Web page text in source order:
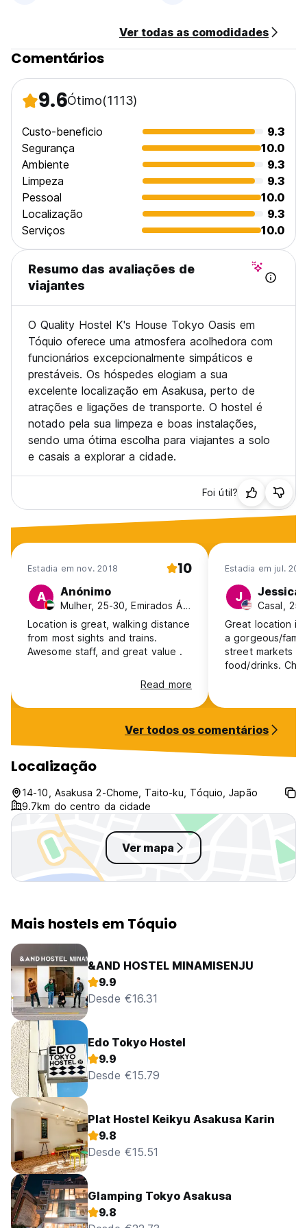
Estamos ansiosos por vos dar as boas-vindas! (Auto-
translated from original language)
Ver todas as comodidades
Comentários
9.6Ótimo(1113)
Custo-beneficio
9.3
Segurança
10.0
Ambiente
9.3
Limpeza
9.3
Pessoal
10.0
Localização
9.3
Serviços
10.0
Resumo das avaliações de
viajantes
O Quality Hostel K's House Tokyo Oasis em
Tóquio oferece uma atmosfera acolhedora com
funcionários excepcionalmente simpáticos e
prestáveis. Os hóspedes elogiam a sua
excelente localização em Asakusa, perto de
atrações e ligações de transporte. O hostel é
notado pela sua limpeza e boas instalações,
sendo uma ótima escolha para viajantes a solo
e casais a explorar a cidade.
Foi útil?
Estadia em nov. 2018 10
A Anónimo
Mulher, 25-30, Emirados Árabes Unidos
Location is great, walking distance
from most sights and trains.
Awesome staff, and great value .
Read more
Estadia em jul.
J Jessica
Casal, 25-
Great location in
a gorgeous/
street markets
food/drinks.
and hope to be
Ver todos os comentários
Localização
14-10, Asakusa 2-Chome, Taito-ku, Tóquio, Japão
9.7km do centro da cidade
Ver mapa
Mais hostels em Tóquio
&AND HOSTEL MINAMISENJU
9.9
Desde €16.31
Edo Tokyo Hostel
9.9
Desde €15.79
Plat Hostel Keikyu Asakusa Karin
9.8
Desde €15.51
Glamping Tokyo Asakusa
9.8